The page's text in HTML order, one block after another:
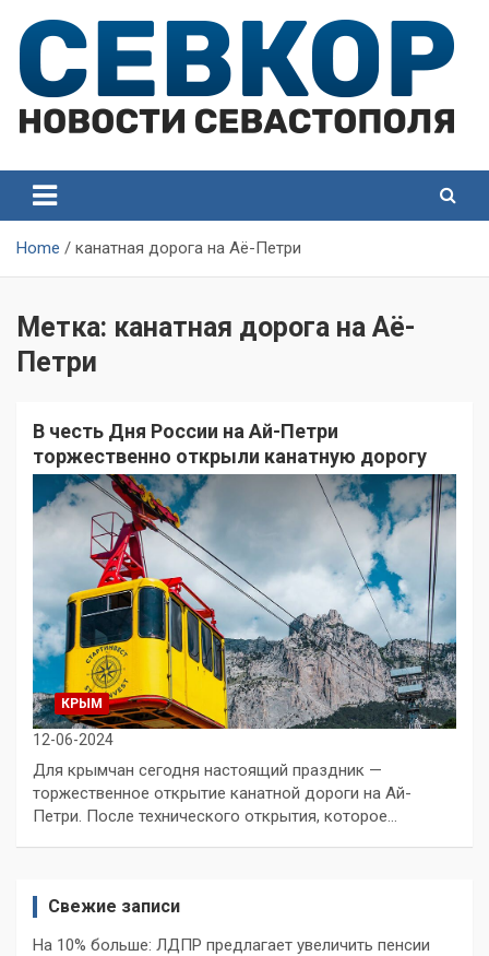
content
Севастополя
Севастополя
Home канатная дорога на Аё-Петри
Метка: канатная дорога на Аё-
Петри
В честь Дня России на Ай-Петри
торжественно открыли канатную дорогу
КРЫМ
12-06-2024
Для крымчан сегодня настоящий праздник —
торжественное открытие канатной дороги на Ай-
Петри. После технического открытия, которое…
Свежие записи
На 10% больше: ЛДПР предлагает увеличить пенсии